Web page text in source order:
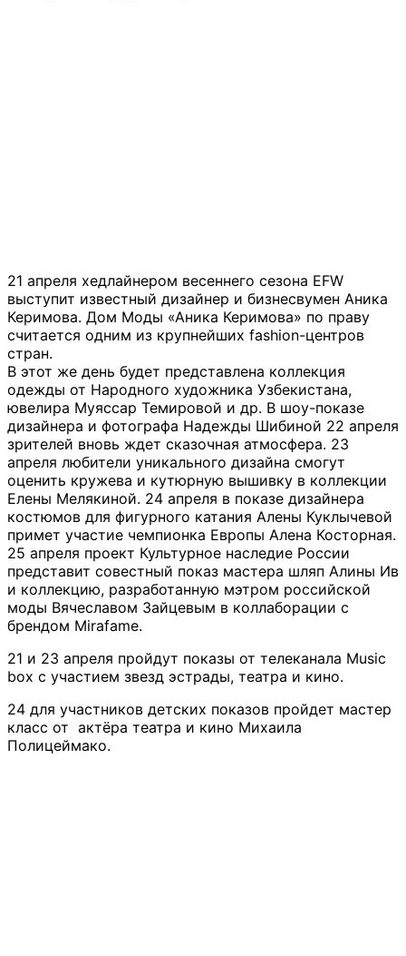
21 апреля хедлайнером весеннего сезона EFW
выступит известный дизайнер и бизнесвумен Аника
Керимова. Дом Моды «Аника Керимова» по праву
считается одним из крупнейших fashion-центров
стран.
В этот же день будет представлена коллекция
одежды от Народного художника Узбекистана,
ювелира Муяссар Темировой и др. В шоу-показе
дизайнера и фотографа Надежды Шибиной 22 апреля
зрителей вновь ждет сказочная атмосфера. 23
апреля любители уникального дизайна смогут
оценить кружева и кутюрную вышивку в коллекции
Елены Мелякиной. 24 апреля в показе дизайнера
костюмов для фигурного катания Алены Куклычевой
примет участие чемпионка Европы Алена Косторная.
25 апреля проект Культурное наследие России
представит совестный показ мастера шляп Алины Ив
и коллекцию, разработанную мэтром российской
моды Вячеславом Зайцевым в коллаборации с
брендом Mirafame.
21 и 23 апреля пройдут показы от телеканала Music
box с участием звезд эстрады, театра и кино.
24 для участников детских показов пройдет мастер
класс от актёра театра и кино Михаила
Полицеймако.